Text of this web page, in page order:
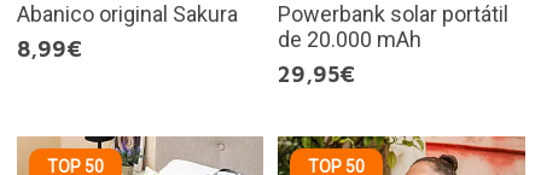
Abanico original Sakura
8,99€
Powerbank solar portátil
de 20.000 mAh
29,95€
TOP 50 TOP 50